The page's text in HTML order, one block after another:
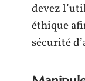
devez
éthique
sécurité